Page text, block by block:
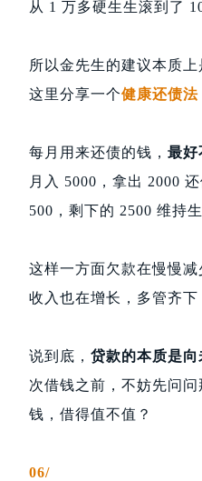
从 1 万多硬生生滚到了
所以金先生的建议本质上
这里分享一个健康还债法
每月用来还债的钱， 最好
月入 5000，拿出 2000
500，剩下的 2500 维持
这样一方面欠款在慢慢
收入也在增长，多管齐下
说到底， 贷款的本质是
次借钱之前，不妨先问
钱，借得值不值？
06/